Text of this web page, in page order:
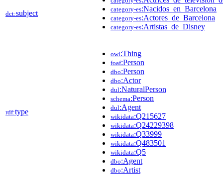
dct:subject category-es:Nacidos_en_Barcelona
category-es:Actores_de_Barcelona
category-es:Artistas_de_Disney
rdf:type
owl:Thing
foaf:Person
dbo:Person
dbo:Actor
dul:NaturalPerson
schema:Person
dul:Agent
wikidata:Q215627
wikidata:Q24229398
wikidata:Q33999
wikidata:Q483501
wikidata:Q5
dbo:Agent
dbo:Artist